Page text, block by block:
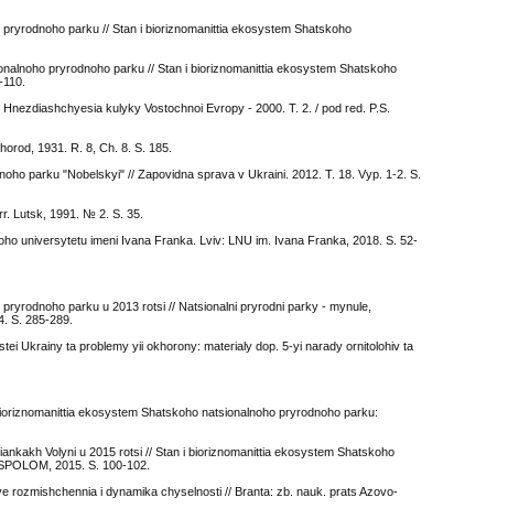
parku // Stan i bioriznomanittia ekosystem Shatskoho
pryrodnoho parku // Stan i bioriznomanittia ekosystem Shatskoho
kulyky Vostochnoi Evropy - 2000. T. 2. / pod red. P.S.
1931. R. 8, Ch. 8. S. 185.
parku "Nobelskyi" // Zapovidna sprava v Ukraini. 2012. T. 18. Vyp. 1-2. S.
Lutsk, 1991. № 2. S. 35.
universytetu imeni Ivana Franka. Lviv: LNU im. Ivana Franka, 2018. S. 52-
parku u 2013 rotsi // Natsionalni pryrodni parky - mynule,
S. 285-289.
Ukrainy ta problemy yii okhorony: materialy dop. 5-yi narady ornitolohiv ta
ekosystem Shatskoho natsionalnoho pryrodnoho parku:
Volyni u 2015 rotsi // Stan i bioriznomanittia ekosystem Shatskoho
2015. S. 100-102.
rozmishchennia i dynamika chyselnosti // Branta: zb. nauk. prats Azovo-